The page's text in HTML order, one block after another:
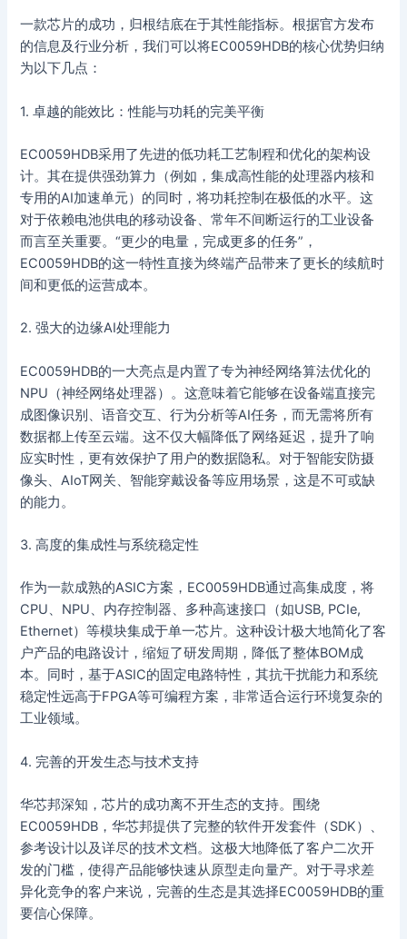
一款芯片的成功，归根结底在于其性能指标。根据官方发布
的信息及行业分析，我们可以将EC0059HDB的核心优势归纳
为以下几点：
1. 卓越的能效比：性能与功耗的完美平衡
EC0059HDB采用了先进的低功耗工艺制程和优化的架构设
计。其在提供强劲算力（例如，集成高性能的处理器内核和
专用的AI加速单元）的同时，将功耗控制在极低的水平。这
对于依赖电池供电的移动设备、常年不间断运行的工业设备
而言至关重要。“更少的电量，完成更多的任务”，
EC0059HDB的这一特性直接为终端产品带来了更长的续航时
间和更低的运营成本。
2. 强大的边缘AI处理能力
EC0059HDB的一大亮点是内置了专为神经网络算法优化的
NPU（神经网络处理器）。这意味着它能够在设备端直接完
成图像识别、语音交互、行为分析等AI任务，而无需将所有
数据都上传至云端。这不仅大幅降低了网络延迟，提升了响
应实时性，更有效保护了用户的数据隐私。对于智能安防摄
像头、AIoT网关、智能穿戴设备等应用场景，这是不可或缺
的能力。
3. 高度的集成性与系统稳定性
作为一款成熟的ASIC方案，EC0059HDB通过高集成度，将
CPU、NPU、内存控制器、多种高速接口（如USB, PCIe,
Ethernet）等模块集成于单一芯片。这种设计极大地简化了客
户产品的电路设计，缩短了研发周期，降低了整体BOM成
本。同时，基于ASIC的固定电路特性，其抗干扰能力和系统
稳定性远高于FPGA等可编程方案，非常适合运行环境复杂的
工业领域。
4. 完善的开发生态与技术支持
华芯邦深知，芯片的成功离不开生态的支持。围绕
EC0059HDB，华芯邦提供了完整的软件开发套件（SDK）、
参考设计以及详尽的技术文档。这极大地降低了客户二次开
发的门槛，使得产品能够快速从原型走向量产。对于寻求差
异化竞争的客户来说，完善的生态是其选择EC0059HDB的重
要信心保障。